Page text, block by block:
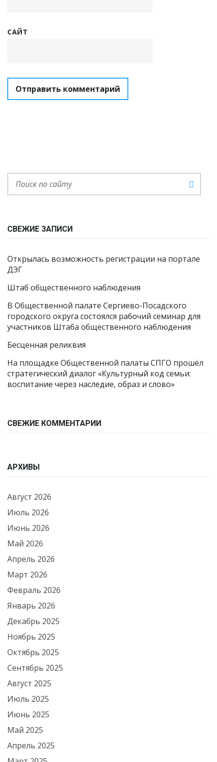
САЙТ
СВЕЖИЕ ЗАПИСИ
Открылась возможность регистрации на портале
ДЭГ
Штаб общественного наблюдения
В Общественной палате Сергиево-Посадского
городского округа состоялся рабочий семинар для
участников Штаба общественного наблюдения
Бесценная реликвия
На площадке Общественной палаты СПГО прошёл
стратегический диалог «Культурный код семьи:
воспитание через наследие, образ и слово»
СВЕЖИЕ КОММЕНТАРИИ
АРХИВЫ
Август 2026
Июль 2026
Июнь 2026
Май 2026
Апрель 2026
Март 2026
Февраль 2026
Январь 2026
Декабрь 2025
Ноябрь 2025
Октябрь 2025
Сентябрь 2025
Август 2025
Июль 2025
Июнь 2025
Май 2025
Апрель 2025